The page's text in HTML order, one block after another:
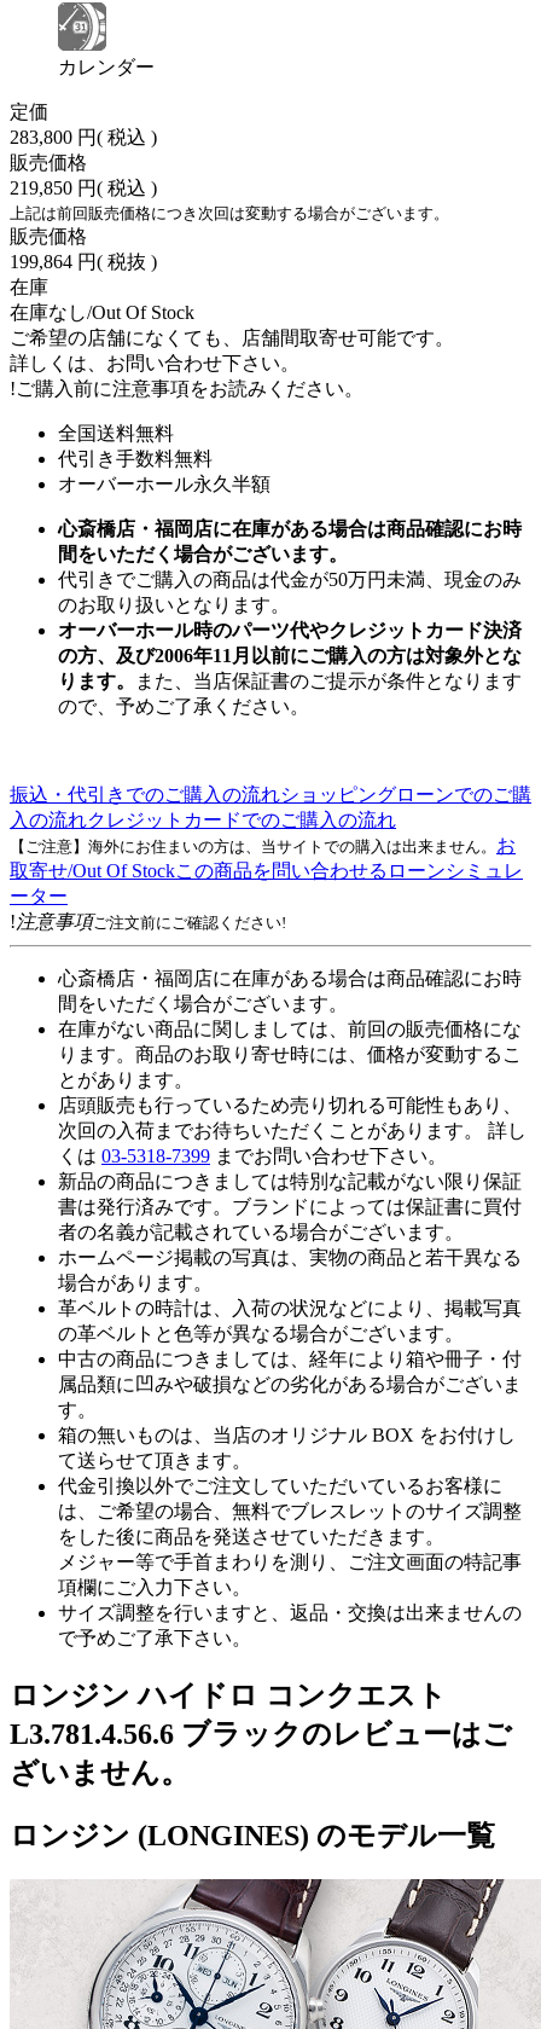
カレンダー
定価
283,800 円( 税込 )
販売価格
219,850 円( 税込 )
上記は前回販売価格につき次回は変動する場合がございます。
販売価格
199,864 円( 税抜 )
在庫
在庫なし/Out Of Stock
ご希望の店舗になくても、店舗間取寄せ可能です。
詳しくは、お問い合わせ下さい。
!ご購入前に注意事項をお読みください。
全国送料無料
代引き手数料無料
オーバーホール永久半額
心斎橋店・福岡店に在庫がある場合は商品確認にお時
間をいただく場合がございます。
代引きでご購入の商品は代金が50万円未満、現金のみ
のお取り扱いとなります。
オーバーホール時のパーツ代やクレジットカード決済
の方、及び2006年11月以前にご購入の方は対象外とな
ります。
また、当店保証書のご提示が条件となります
ので、予めご了承ください。
振込・代引きでのご購入の流れショッピングローンでのご購
入の流れクレジットカードでのご購入の流れ
【ご注意】海外にお住まいの方は、当サイトでの購入は出来ません。 お
取寄せ/Out Of Stockこの商品を問い合わせる ローンシミュレ
ーター
!注意事項ご注文前にご確認ください!
心斎橋店・福岡店に在庫がある場合は商品確認にお時
間をいただく場合がございます。
在庫がない商品に関しましては、前回の販売価格にな
ります。商品のお取り寄せ時には、価格が変動するこ
とがあります。
店頭販売も行っているため売り切れる可能性もあり、
次回の入荷までお待ちいただくことがあります。 詳し
くは 03-5318-7399 までお問い合わせ下さい。
新品の商品につきましては特別な記載がない限り保証
書は発行済みです。ブランドによっては保証書に買付
者の名義が記載されている場合がございます。
ホームページ掲載の写真は、実物の商品と若干異なる
場合があります。
革ベルトの時計は、入荷の状況などにより、掲載写真
の革ベルトと色等が異なる場合がございます。
中古の商品につきましては、経年により箱や冊子・付
属品類に凹みや破損などの劣化がある場合がございま
す。
箱の無いものは、当店のオリジナル BOX をお付けし
て送らせて頂きます。
代金引換以外でご注文していただいているお客様に
は、ご希望の場合、無料でブレスレットのサイズ調整
をした後に商品を発送させていただきます。
メジャー等で手首まわりを測り、ご注文画面の特記事
項欄にご入力下さい。
サイズ調整を行いますと、返品・交換は出来ませんの
で予めご了承下さい。
ロンジン ハイドロ コンクエスト
L3.781.4.56.6 ブラックのレビューはご
ざいません。
ロンジン (LONGINES) のモデル一覧